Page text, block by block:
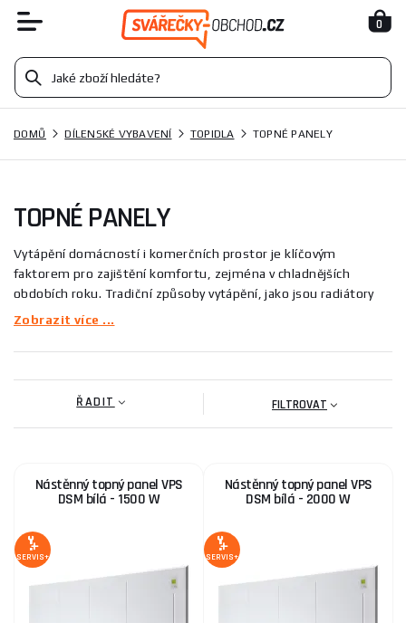
0
DOMŮ DÍLENSKÉ VYBAVENÍ TOPIDLA TOPNÉ PANELY
TOPNÉ PANELY
Vytápění domácností i komerčních prostor je klíčovým
faktorem pro zajištění komfortu, zejména v chladnějších
obdobích roku. Tradiční způsoby vytápění, jako jsou radiátory
nebo podlahové topení, mají své výhody i nevýhody. Stále
přinášejí řadu výhod. V tomto článku se podíváme na to, proč
Jak topné panely fungují?
ohřívá předměty a osoby v místnosti přímo, místo aby ohřívalo
efektivní, protože nedochází ke ztrátám tepla přes proudění
vzduchu. Infračervené teplo je navíc přirozené a zdravé,
protože nevysušuje vzduch a nevíří prach.
Zobrazit více ...
ŘADIT FILTROVAT
Nástěnný topný panel VPS
DSM bílá - 1500 W
SERVIS+
Nástěnný topný panel VPS
DSM bílá - 2000 W
SERVIS+